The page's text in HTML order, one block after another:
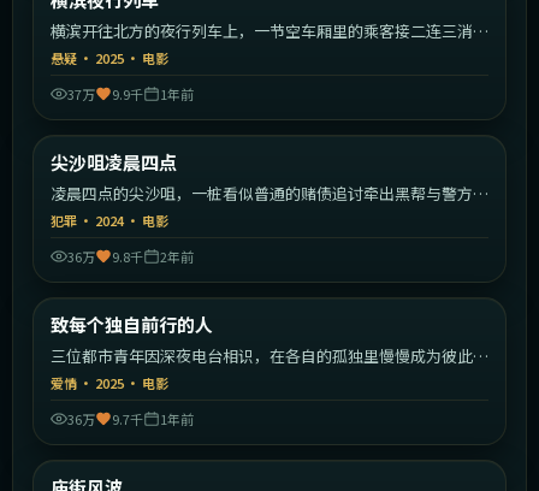
横滨开往北方的夜行列车上，一节空车厢里的乘客接二连三消
失。
悬疑 · 2025 · 电影
37万
9.9千 1年前
热门
尖沙咀凌晨四点
凌晨四点的尖沙咀，一桩看似普通的赌债追讨牵出黑帮与警方的
暗战。
犯罪 · 2024· 电影
36万
9.8千 2年前
热门
致每个独自前行的人
三位都市青年因深夜电台相识，在各自的孤独里慢慢成为彼此的
灯塔。
爱情 · 2025 · 电影
36万
9.7千 1年前
热门